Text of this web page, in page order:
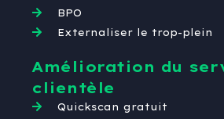
BPO
Externaliser le trop-plein
Amélioration du
clientèle
Quickscan gratuit